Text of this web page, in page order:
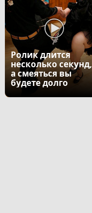
Ролик длится
несколько секунд,
а смеяться вы
будете долго